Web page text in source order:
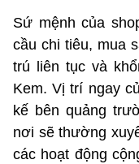
Sứ mệnh của
cầu chi tiêu, mua
trú liên tục và
Kem. Vị trí ngay
kế bên quảng
nơi sẽ thường
các hoạt động